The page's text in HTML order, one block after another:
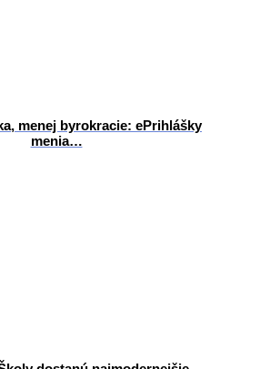
menej byrokracie: ePrihlášky
menia…